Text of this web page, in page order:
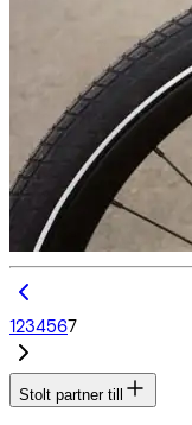
1234567
Stolt partner till